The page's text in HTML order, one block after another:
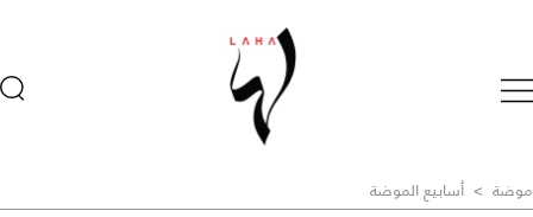
موضة > أسابيع الموضة